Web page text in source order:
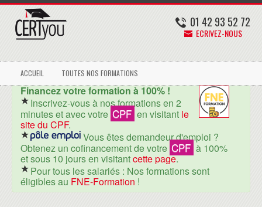
01 42 93 52 72
ECRIVEZ-NOUS
ACCUEIL TOUTES NOS FORMATIONS
Financez votre formation à 100% !
Inscrivez-vous à nos formations en 2
minutes et avec votre CPF en visitant le
site du CPF.
Vous êtes demandeur d'emploi ?
Obtenez un cofinancement de votre CPF à 100%
et sous 10 jours en visitantcette page.
Pour tous les salariés : Nos formations sont
éligibles au FNE-Formation !